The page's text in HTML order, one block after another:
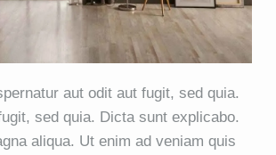
aut odit aut fugit, sed quia.
sed quia. Dicta sunt explicabo.
aliqua. Ut enim ad veniam quis